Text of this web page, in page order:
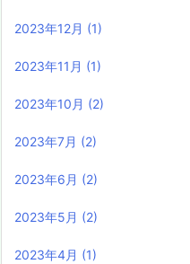
2023年12月 (1)
2023年11月 (1)
2023年10月 (2)
2023年7月 (2)
2023年6月 (2)
2023年5月 (2)
2023年4月 (1)